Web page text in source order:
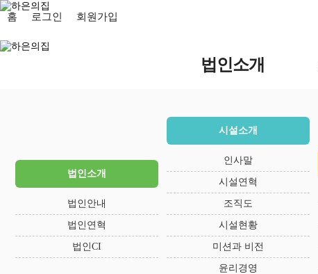
홈 로그인 회원가입
법인소개
법인소개
법인안내
법인연혁
법인CI
시설소개
인사말
시설연혁
조직도
시설현황
미션과 비전
윤리경영